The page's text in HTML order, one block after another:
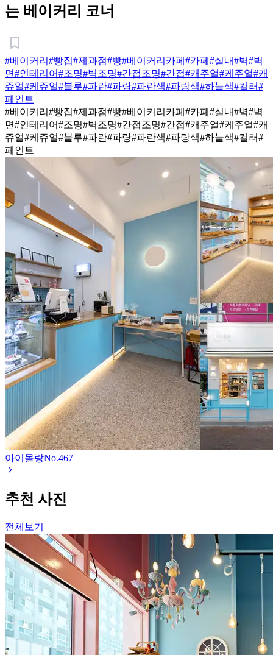
는 베이커리 코너
#베이커리 #빵집#제과점#빵#베이커리카페 #카페 #실내#벽#벽
면#인테리어#조명#벽조명#간접조명#간접#캐주얼#케주얼#캐
쥬얼#케쥬얼#블루#파란#파랑#파란색#파랑색#하늘색#컬러#
페인트
#베이커리 #빵집#제과점#빵#베이커리카페 #카페 #실내#벽#벽
면#인테리어#조명#벽조명#간접조명#간접#캐주얼#케주얼#캐
쥬얼#케쥬얼#블루#파란#파랑#파란색#파랑색#하늘색#컬러#
페인트
아이몰랑No.467
추천 사진
전체보기